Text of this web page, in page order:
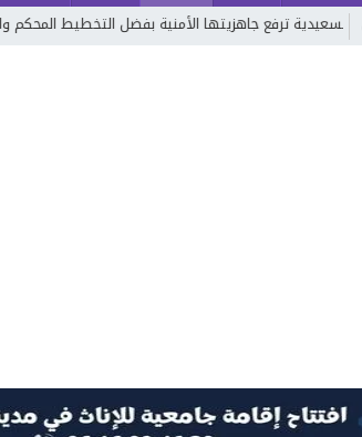
بفضل التخطيط المحكم والحضور الميداني… وترسم